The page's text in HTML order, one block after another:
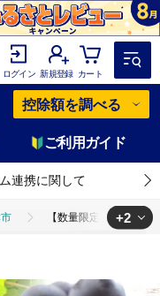
ログイン 新規登録 カート
控除額を調べる
ご利用ガイド
連携に関して
【数量限定】宮内果
【数量限定】宮内果樹観光
+2